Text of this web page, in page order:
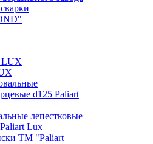
лепестковые
Lux